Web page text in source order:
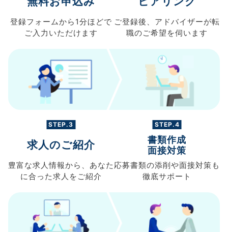
登録フォームから 1分ほどで
ご入力 いただけます
ご登録後、 アドバイザーが転
職のご希望を伺います
STEP.3
求人のご紹介
豊富な求人情報から、 あなた
に合った求人を ご紹介
STEP.4
書類作成
面接対策
応募書類の添削や面接対策も
徹底サポート